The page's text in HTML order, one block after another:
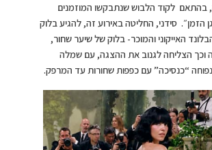
בהתאם לקוד הלבוש שנתבקשו המוזמנים
הזמן״. סידני, החליטה באירוע זה, להגיע בלוק
האייקוני והמוכר- בלוק של שיער שחור,
וכך הצליחה לגנוב את ההצגה, עם שמלה
“כנסיכה” עם כפפות שחורות עד המרפק.